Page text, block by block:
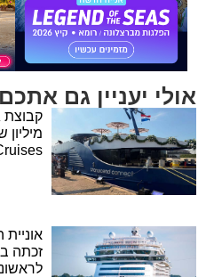
אולי יעניין גם אתכם
Cruises
אוניית
זכתה
לראשונה